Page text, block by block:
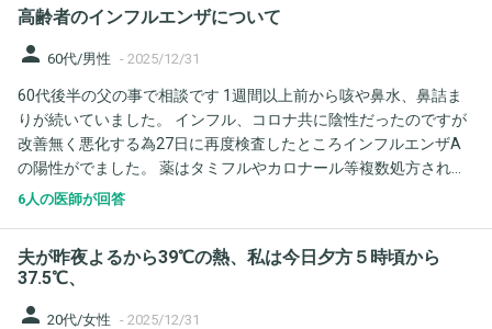
があり、この時点ではインフルエンザは陰性でした。その後、お
腹を下して下痢をしていたので、感染性胃腸炎かなと思っていま
日の朝にのどが痛いといい、30日は頭が痛いといい、熱は37.2度
ほどありました。 1.私の微熱の可能性は、職場の人からインフル
エンザの感染と考えるのが妥当でしょうか？ 2.検査キットで陰性
だった場合、飛行機に乗っても大丈夫でしょうか？ 3.検査キット
で陰性だった場合でも、みなし陽性という判断はされますか？ど
えられますか？ 年末のお忙しい中ではありますが、よろしくお願
い致します。
高齢者のインフルエンザについて
person 60代/男性 - 2025/12/31
60代後半の父の事で相談です 1週間以上前から咳や鼻水、鼻詰ま
りが続いていました。 インフル、コロナ共に陰性だったのですが
改善無く悪化する為27日に再度検査したところインフルエンザA
の陽性がでました。 薬はタミフルやカロナール等複数処方されま
した どういう訳か熱を測りたがらないので何度発熱があるかは分
ました。 今年のインフルエンザは先月母と私も罹患しましたが熱
よりとくに咳が酷く長引いたので そんなものなのだろうとは思い
ますが70手前で高齢であることや予防接種をしていなかったので
6人の医師が回答
夫が昨夜よるから39℃の熱、私は今日夕方５時頃から
37.5℃、
person 20代/女性 - 2025/12/31